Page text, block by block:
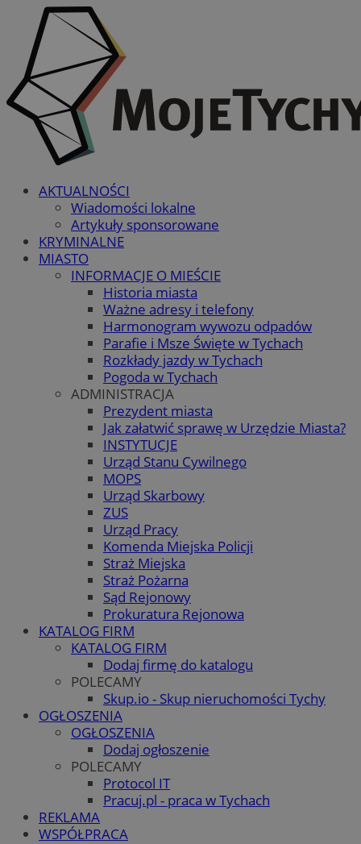
AKTUALNOŚCI
Wiadomości lokalne
Artykuły sponsorowane
KRYMINALNE
MIASTO
INFORMACJE O MIEŚCIE
Historia miasta
Ważne adresy i telefony
Harmonogram wywozu odpadów
Parafie i Msze Święte w Tychach
Rozkłady jazdy w Tychach
Pogoda w Tychach
ADMINISTRACJA
Prezydent miasta
Jak załatwić sprawę w Urzędzie Miasta?
INSTYTUCJE
Urząd Stanu Cywilnego
MOPS
Urząd Skarbowy
ZUS
Urząd Pracy
Komenda Miejska Policji
Straż Miejska
Straż Pożarna
Sąd Rejonowy
Prokuratura Rejonowa
KATALOG FIRM
KATALOG FIRM
Dodaj firmę do katalogu
POLECAMY
Skup.io - Skup nieruchomości Tychy
OGŁOSZENIA
OGŁOSZENIA
Dodaj ogłoszenie
POLECAMY
Protocol IT
Pracuj.pl - praca w Tychach
REKLAMA
WSPÓŁPRACA